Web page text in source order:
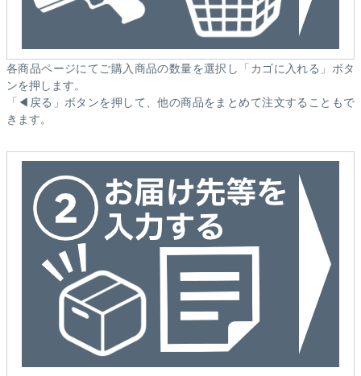
各商品ページにてご購入商品の数量を選択し「カゴに入れる」ボタ
ンを押します。
「◀戻る」ボタンを押して、他の商品をまとめて注文することもで
きます。